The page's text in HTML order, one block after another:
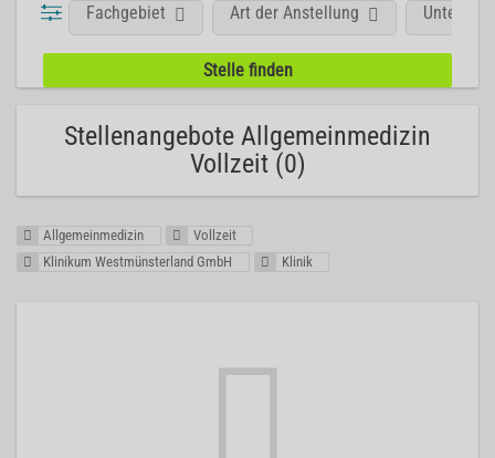
Fachgebiet Art der Anstellung
Stellenangebote Allgemeinmedizin
Vollzeit (0)
Allgemeinmedizin
Vollzeit
Klinikum Westmünsterland GmbH
Klinik